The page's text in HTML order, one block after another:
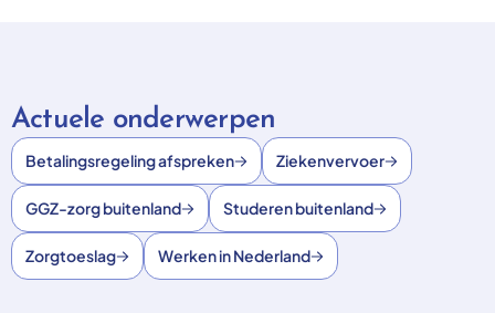
Actuele onderwerpen
Betalingsregeling afspreken Ziekenvervoer
GGZ-zorg buitenland Studeren buitenland
Zorgtoeslag Werken in Nederland